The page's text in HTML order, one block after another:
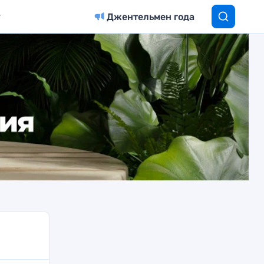
Джентельмен года